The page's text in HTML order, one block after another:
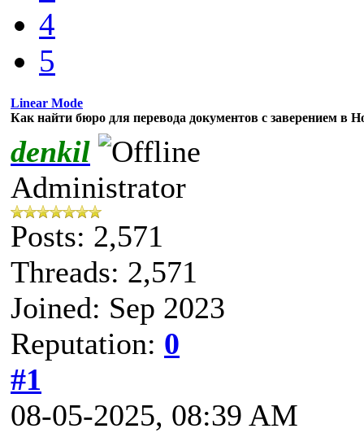
4
5
Linear Mode
Как найти бюро для перевода документов с заверением в
denkil
Administrator
Posts: 2,571
Threads: 2,571
Joined: Sep 2023
Reputation: 0
#1
08-05-2025, 08:39 AM